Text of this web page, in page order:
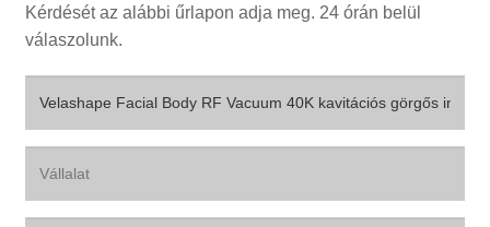
Kérdését az alábbi űrlapon adja meg. 24 órán belül
válaszolunk.